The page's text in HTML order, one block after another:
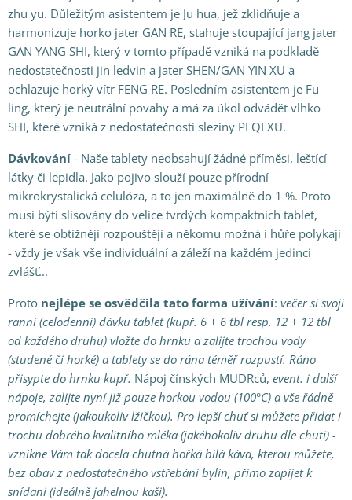
zhu yu. Důležitým asistentem je Ju hua, jež zklidňuje a
harmonizuje horko jater GAN RE, stahuje stoupající jang jater
GAN YANG SHI, který v tomto případě vzniká na podkladě
nedostatečnosti jin ledvin a jater SHEN/GAN YIN XU a
ochlazuje horký vítr FENG RE. Posledním asistentem je Fu
ling, který je neutrální povahy a má za úkol odvádět vlhko
SHI, které vzniká z nedostatečnosti sleziny PI QI XU.
Dávkování - Naše tablety neobsahují žádné příměsi, leštící
látky či lepidla. Jako pojivo slouží pouze přírodní
mikrokrystalická celulóza, a to jen maximálně do 1 %. Proto
musí býti slisovány do velice tvrdých kompaktních tablet,
které se obtížněji rozpouštějí a někomu možná i hůře polykají
- vždy je však vše individuální a záleží na každém jedinci
zvlášť...
Proto nejlépe se osvědčila tato forma užívání: večer si svoji
ranní (celodenní) dávku tablet (kupř. 6 + 6 tbl resp. 12 + 12 tbl
od každého druhu) vložte do hrnku a zalijte trochou vody
(studené či horké) a tabletyse do rána téměř rozpustí. Ráno
přisypte do hrnku kupř. Nápoj čínských MUDRců, event. i další
nápoje, zalijte nyní již pouze horkou vodou (100°C) a vše řádně
promíchejte (jakoukoliv lžičkou). Pro lepší chuť si můžete přidat i
trochu dobrého kvalitního mléka (jakéhokoliv druhu dle chuti) -
vznikne Vám tak docela chutná hořká bílá káva, kterou můžete,
bez obav z nedostatečného vstřebání bylin, přímo zapíjet k
snídani (ideálně jahelnou kaši).